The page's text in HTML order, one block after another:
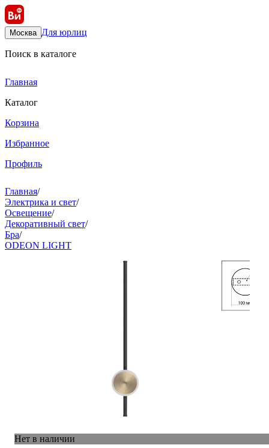
Москва Для юрлиц
Поиск в каталоге
Главная
Каталог
Корзина
Избранное
Профиль
Главная/
Электрика и свет/
Освещение/
Декоративный свет/
Бра/
ODEON LIGHT
Нет в наличии